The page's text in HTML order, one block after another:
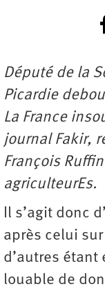
Député de la
Picardie
La France
journal Fakir,
François
agriculteurEs.
Il s’agit donc
après celui
d’autres étant
louable de